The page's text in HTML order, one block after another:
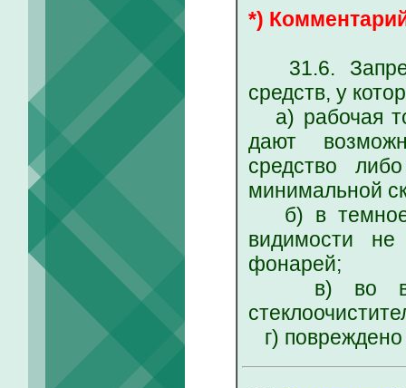
*)
31.6.
средств, у
а) рабочая
дают
средство
минимальной
б) в темное
видимости
фонарей;
в) во
г) повреждено